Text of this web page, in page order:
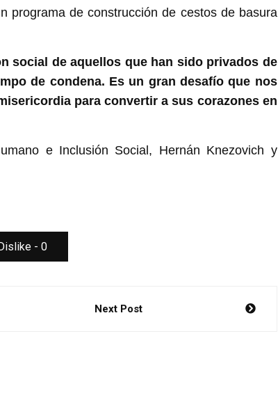
programa de construcción de cestos de basura
social de aquellos que han sido privados de
de condena. Es un gran desafío que nos
para convertir a sus corazones en
e Inclusión Social, Hernán Knezovich y
- 0
Next Post